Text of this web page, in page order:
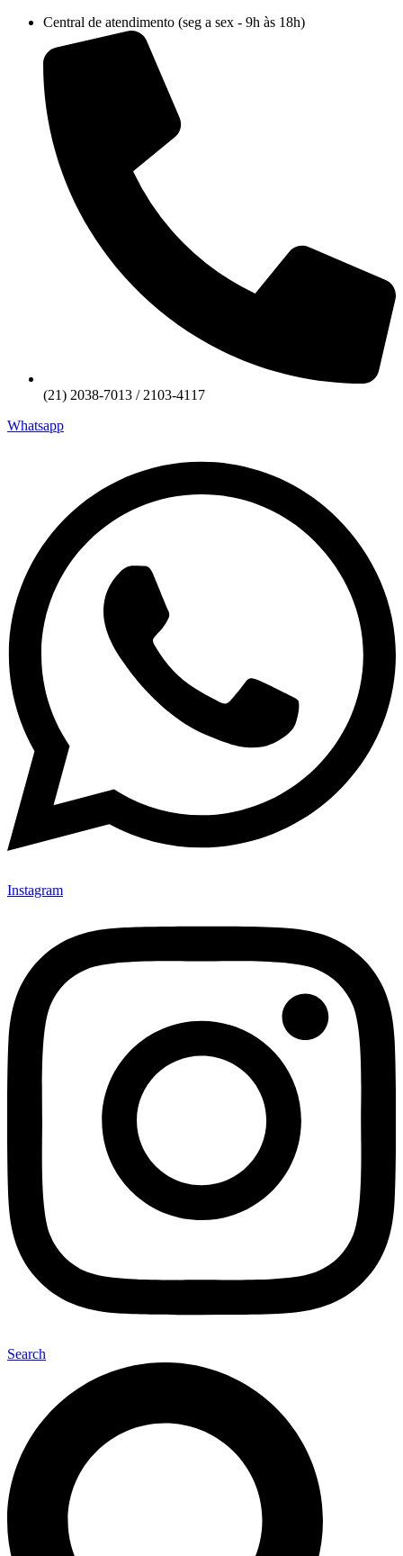
conteúdo
Central de atendimento (seg a sex - 9h às 18h)
(21) 2038-7013 / 2103-4117
Whatsapp
Instagram
Search